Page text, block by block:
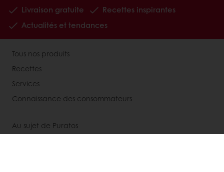
Livraison gratuite
Recettes inspirantes
Actualités et tendances
Tous nos produits
Recettes
Services
Connaissance des consommateurs
Au sujet de Puratos